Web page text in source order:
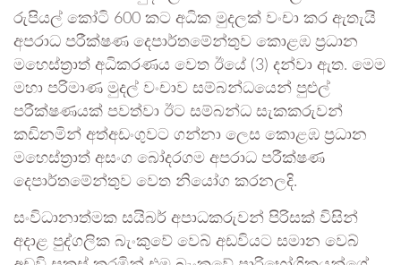
රුපියල් කෝටි 600 කට අධික මුදලක් වංචා කර ඇතැයි
අපරාධ පරීක්ෂණ දෙපාර්තමේන්තුව කොළඹ ප්‍රධාන
මහෙස්ත්‍රාත් අධිකරණය වෙත ඊයේ (3) දන්වා ඇත. මෙම
මහා පරිමාණ මුදල් වංචාව සම්බන්ධයෙන් පුළුල්
පරීක්ෂණයක් පවත්වා ඊට සම්බන්ධ සැකකරුවන්
කඩිනමින් අත්අඩංගුවට ගන්නා ලෙස කොළඹ ප්‍රධාන
මහෙස්ත්‍රාත් අසංග බෝදරගම අපරාධ පරීක්ෂණ
දෙපාර්තමේන්තුව වෙත නියෝග කරනලදි.
සංවිධානාත්මක සයිබර් අපාධකරුවන් පිරිසක් විසින්
අදාළ පුද්ගලික බැංකුවේ වෙබ් අඩවියට සමාන වෙබ්